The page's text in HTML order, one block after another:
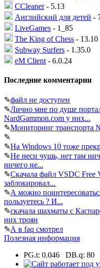
CCleaner- 5.13
Английский для детей -
LiveGames - 1_85
The King of Chess - 13.10
Subway Surfers - 1.35.0
eM Client - 6.0.24
Последние комментарии
✎файл не доступен
✎Лично мне по душе
NardGammon.com у них...
✎Мониторинг транспорта
✎
✎На Windows 10 тоже
✎Не неси чушь, нет там
ничего не...
✎Скачала файл VSDC Free
заблокировал...
✎А можно
пользуетесь ? И...
✎скачала шахматы с
них троян
✎А в faq смотрел
Полезная информация
PG.t: 0.046 DB.q: 80